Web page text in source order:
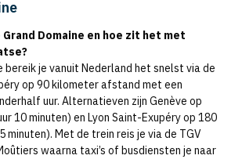
Grand Domaine en hoe zit het met
bereik je vanuit Nederland het snelst via de
op 90 kilometer afstand met een
uur. Alternatieven zijn Genève op
10 minuten) en Lyon Saint-Exupéry op 180
minuten). Met de trein reis je via de TGV
waarna taxi’s of busdiensten je naar